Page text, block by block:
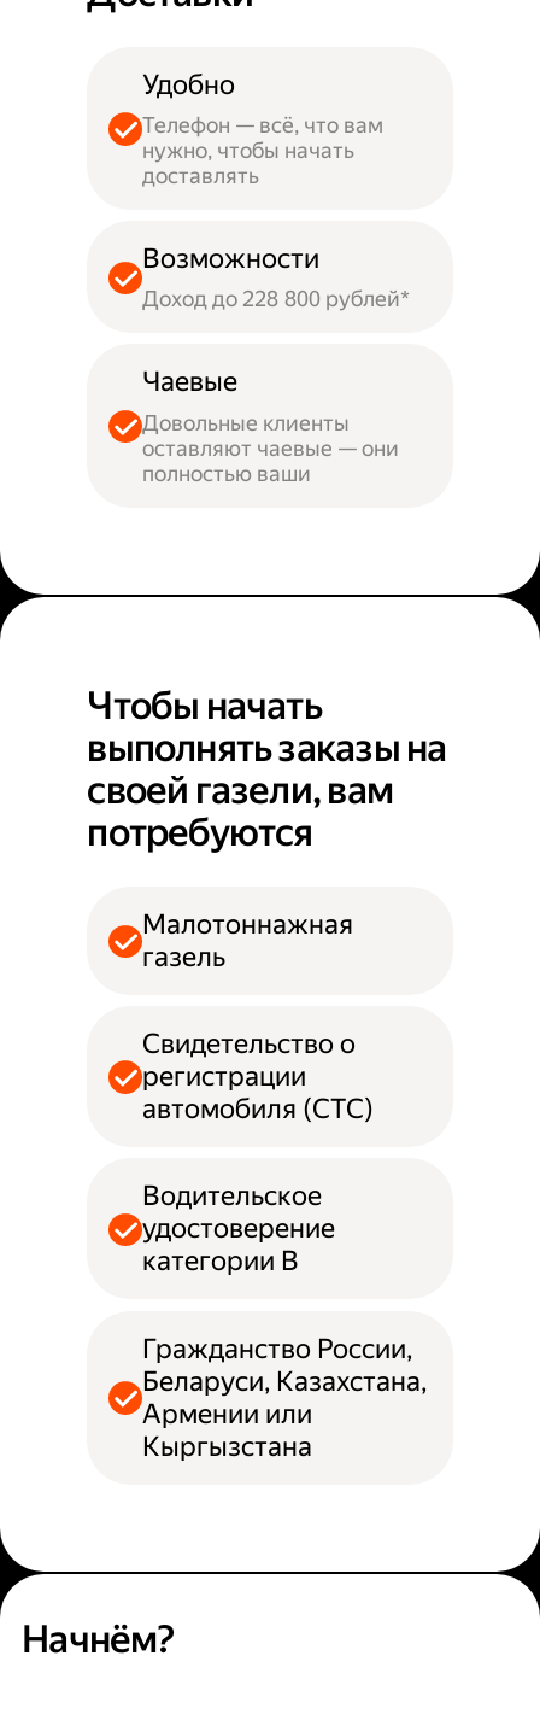
Удобно
Телефон — всё, что вам
нужно, чтобы начать
доставлять
Возможности
Доход до 228 800 рублей*
Чаевые
Довольные клиенты
оставляют чаевые — они
полностью ваши
Чтобы начать
выполнять заказы на
своей газели, вам
потребуются
Малотоннажная
газель
Свидетельство о
регистрации
автомобиля (СТС)
Водительское
удостоверение
категории B
Гражданство России,
Беларуси, Казахстана,
Армении или
Кыргызстана
Начнём?